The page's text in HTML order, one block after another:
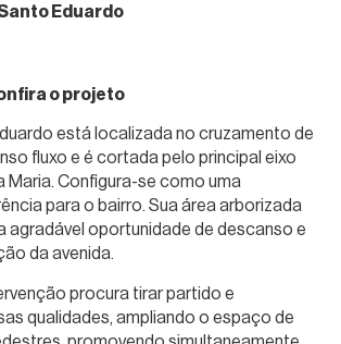
Eduardo
o projeto
está localizada no cruzamento de
fluxo e é cortada pelo principal eixo
Maria. Configura-se como uma
para o bairro. Sua área arborizada
agradável oportunidade de descanso e
da avenida.
procura tirar partido e
qualidades, ampliando o espaço de